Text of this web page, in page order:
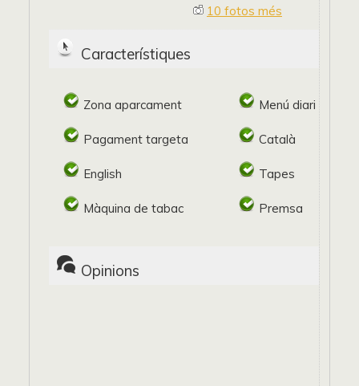
10 fotos més
Característiques
Zona aparcament Menú diari
Pagament targeta Català
English Tapes
Màquina de tabac Premsa
Opinions